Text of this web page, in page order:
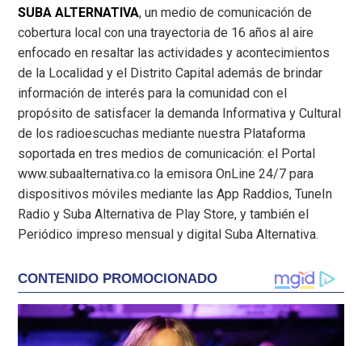
SUBA ALTERNATIVA, un medio de comunicación de
cobertura local con una trayectoria de 16 años al aire
enfocado en resaltar las actividades y acontecimientos
de la Localidad y el Distrito Capital además de brindar
información de interés para la comunidad con el
propósito de satisfacer la demanda Informativa y Cultural
de los radioescuchas mediante nuestra Plataforma
soportada en tres medios de comunicación: el Portal
www.subaalternativa.co la emisora OnLine 24/7 para
dispositivos móviles mediante las App Raddios, TuneIn
Radio y Suba Alternativa de Play Store, y también el
Periódico impreso mensual y digital Suba Alternativa.